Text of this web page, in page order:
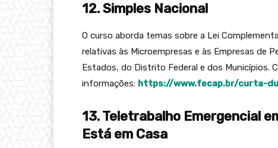
12. Simples Nacional
O curso aborda temas sobre a Lei
relativas às Microempresas e às Empresas de
Estados, do Distrito Federal e dos Municípios.
informações: https://www.fecap.br/curta-
13. Teletrabalho Emergencial
Está em Casa